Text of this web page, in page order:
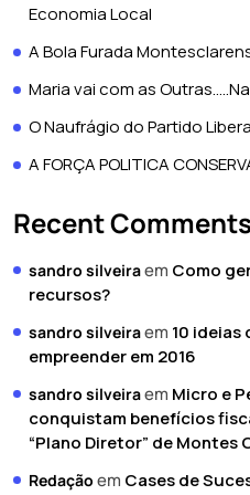
Economia Local
A Bola Furada
Maria vai com as
O Naufrágio do Partido
A FORÇA POLITICA
Recent Comments
sandro silveiraem Como
recursos?
sandro silveiraem 10 ideias
empreender em 2016
sandro silveiraem Micro e
conquistam benefícios
“Plano Diretor” de Montes
Redação em Cases de